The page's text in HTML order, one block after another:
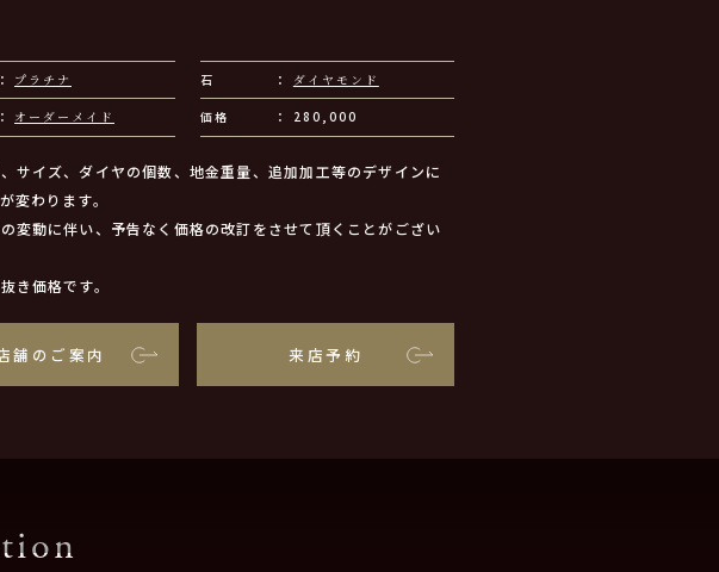
プラチナ 石 ダイヤモンド
オーダーメイド 価格 280,000
サイズ、ダイヤの個数、地金重量、追加加工等のデザインに
変わります。
変動に伴い、予告なく価格の改訂をさせて頂くことがござい
き価格です。
舗のご案内 来店予約